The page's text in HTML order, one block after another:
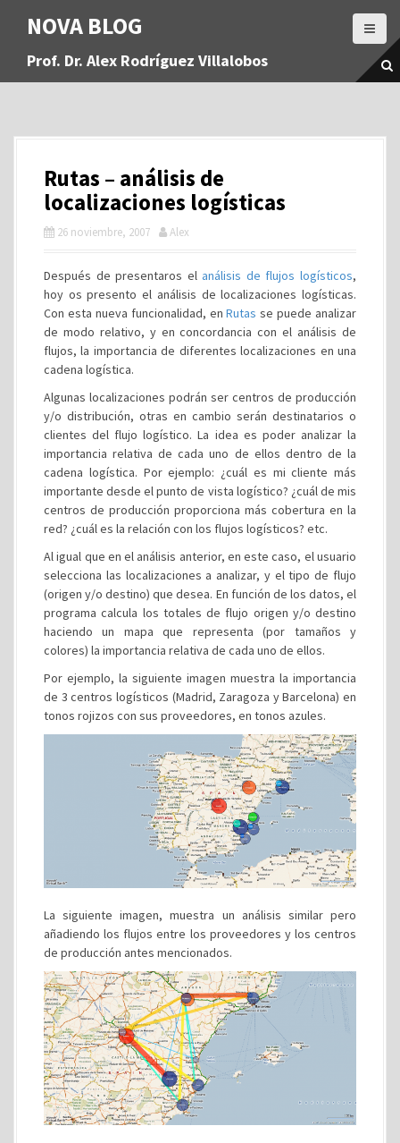
a
NOVA BLOG
Prof. Dr. Alex Rodríguez Villalobos
Rutas – análisis de
localizaciones logísticas
26 noviembre, 2007 Alex
Después de presentaros el análisis de flujos logísticos,
hoy os presento el análisis de localizaciones logísticas.
Con esta nueva funcionalidad, enRutas se puede analizar
de modo relativo, y en concordancia con el análisis de
flujos, la importancia de diferentes localizaciones en una
cadena logística.
Algunas localizaciones podrán ser centros de producción
y/o distribución, otras en cambio serán destinatarios o
clientes del flujo logístico. La idea es poder analizar la
importancia relativa de cada uno de ellos dentro de la
cadena logística. Por ejemplo: ¿cuál es mi cliente más
importante desde el punto de vista logístico? ¿cuál de mis
centros de producción proporciona más cobertura en la
red? ¿cuál es la relación con los flujos logísticos? etc.
Al igual que en el análisis anterior, en este caso, el usuario
selecciona las localizaciones a analizar, y el tipo de flujo
(origen y/o destino) que desea. En función de los datos, el
programa calcula los totales de flujo origen y/o destino
haciendo un mapa que representa (por tamaños y
colores) la importancia relativa de cada uno de ellos.
Por ejemplo, la siguiente imagen muestra la importancia
de 3 centros logísticos (Madrid, Zaragoza y Barcelona) en
tonos rojizos con sus proveedores, en tonos azules.
La siguiente imagen, muestra un análisis similar pero
añadiendo los flujos entre los proveedores y los centros
de producción antes mencionados.